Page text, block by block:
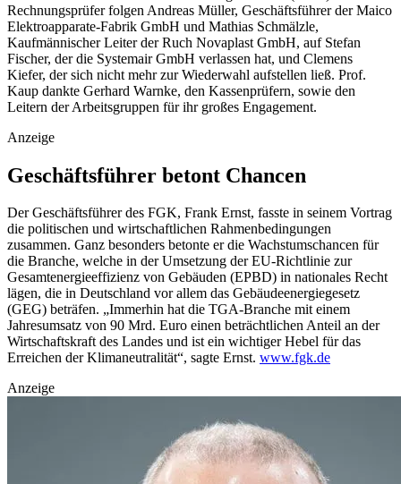
Rechnungsprüfer folgen Andreas Müller, Geschäftsführer der Maico
Elektroapparate-Fabrik GmbH und Mathias Schmälzle,
Kaufmännischer Leiter der Ruch Novaplast GmbH, auf Stefan
Fischer, der die Systemair GmbH verlassen hat, und Clemens
Kiefer, der sich nicht mehr zur Wiederwahl aufstellen ließ. Prof.
Kaup dankte Gerhard Warnke, den Kassenprüfern, sowie den
Leitern der Arbeitsgruppen für ihr großes Engagement.
Anzeige
Geschäftsführer betont Chancen
Der Geschäftsführer des FGK, Frank Ernst, fasste in seinem Vortrag
die politischen und wirtschaftlichen Rahmenbedingungen
zusammen. Ganz besonders betonte er die Wachstumschancen für
die Branche, welche in der Umsetzung der EU-Richtlinie zur
Gesamtenergieeffizienz von Gebäuden (EPBD) in nationales Recht
lägen, die in Deutschland vor allem das Gebäudeenergiegesetz
(GEG) beträfen. „Immerhin hat die TGA-Branche mit einem
Jahresumsatz von 90 Mrd. Euro einen beträchtlichen Anteil an der
Wirtschaftskraft des Landes und ist ein wichtiger Hebel für das
Erreichen der Klimaneutralität“, sagte Ernst. www.fgk.de
Anzeige